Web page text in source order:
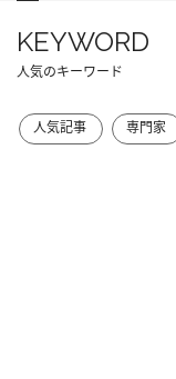
KEYWORD
人気のキーワード
人気記事 専門家